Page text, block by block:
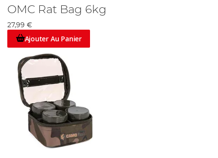
OMC Rat Bag 6kg
27,99 €
Ajouter Au Panier